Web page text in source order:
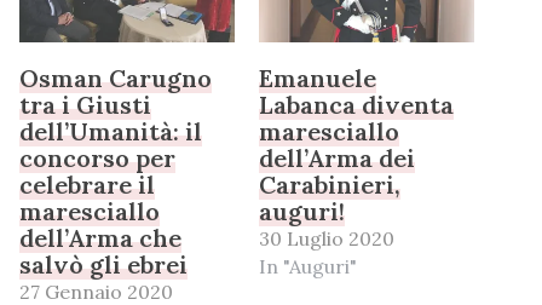
Osman Carugno
tra i Giusti
dell’Umanità: il
concorso per
celebrare il
maresciallo
dell’Arma che
salvò gli ebrei
27 Gennaio 2020
Emanuele
Labanca diventa
maresciallo
dell’Arma dei
Carabinieri,
auguri!
30 Luglio 2020
In "Auguri"